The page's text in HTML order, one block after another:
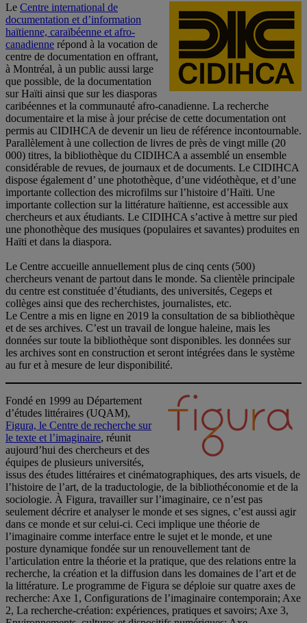
Le Centre international de
documentation et d’information
haïtienne, caraïbéenne et afro-
canadienne répond à la vocation de
centre de documentation en offrant,
à Montréal, à un public aussi large
que possible, de la documentation
sur Haïti ainsi que sur les diasporas
caribéennes et la communauté afro-canadienne. La recherche
documentaire et la mise à jour précise de cette documentation ont
permis au CIDIHCA de devenir un lieu de référence incontournable.
Parallèlement à une collection de livres de près de vingt mille (20
000) titres, la bibliothèque du CIDIHCA a assemblé un ensemble
considérable de revues, de journaux et de documents. Le CIDIHCA
dispose également d’ une photothèque, d’une vidéothèque, et d’une
importante collection des microfilms sur l’histoire d’Haïti. Une
importante collection sur la littérature haïtienne, est accessible aux
chercheurs et aux étudiants. Le CIDIHCA s’active à mettre sur pied
une phonothèque des musiques (populaires et savantes) produites en
Haïti et dans la diaspora.
Le Centre accueille annuellement plus de cinq cents (500)
chercheurs venant de partout dans le monde. Sa clientèle principale
du centre est constituée d’étudiants, des universités, Cegeps et
collèges ainsi que des recherchistes, journalistes, etc.
Le Centre a mis en ligne en 2019 la consultation de sa bibliothèque
et de ses archives. C’est un travail de longue haleine, mais les
données sur toute la bibliothèque sont disponibles. les données sur
les archives sont en construction et seront intégrées dans le système
au fur et à mesure de leur disponibilité.
Fondé en 1999 au Département
d’études littéraires (UQAM),
Figura, le Centre de recherche sur
le texte et l’imaginaire, réunit
aujourd’hui des chercheurs et des
équipes de plusieurs universités,
issus des études littéraires et cinématographiques, des arts visuels, de
l’histoire de l’art, de la traductologie, de la bibliothéconomie et de la
sociologie. À Figura, travailler sur l’imaginaire, ce n’est pas
seulement décrire et analyser le monde et ses signes, c’est aussi agir
dans ce monde et sur celui-ci. Ceci implique une théorie de
l’imaginaire comme interface entre le sujet et le monde, et une
posture dynamique fondée sur un renouvellement tant de
l’articulation entre la théorie et la pratique, que des relations entre la
recherche, la création et la diffusion dans les domaines de l’art et de
la littérature. Le programme de Figura se déploie sur quatre axes de
recherche: Axe 1, Configurations de l’imaginaire contemporain; Axe
2, La recherche-création: expériences, pratiques et savoirs; Axe 3,